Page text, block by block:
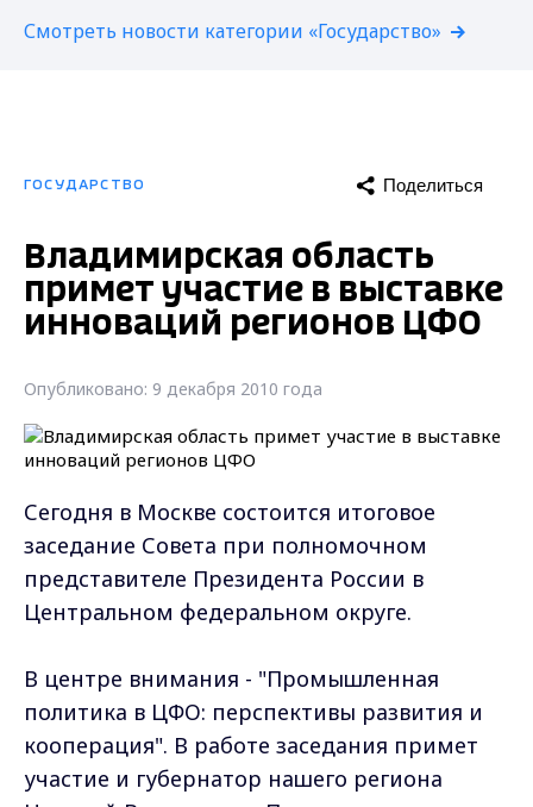
Смотреть новости категории «Государство»
ГОСУДАРСТВО Поделиться
Владимирская область
примет участие в выставке
инноваций регионов ЦФО
Опубликовано: 9 декабря 2010 года
Сегодня в Москве состоится итоговое
заседание Совета при полномочном
представителе Президента России в
Центральном федеральном округе.
В центре внимания - "Промышленная
политика в ЦФО: перспективы развития и
кооперация". В работе заседания примет
участие и губернатор нашего региона